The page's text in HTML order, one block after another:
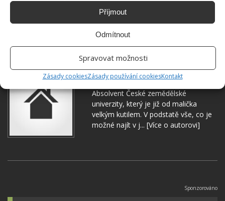
Příjmout
Odmítnout
Spravovat možnosti
Zásady cookiesZásady používání cookiesKontakt
MOTÝLI ROSTLINY
Jiří Kolář
Absolvent České zemědělské
univerzity, který je již od malička
velkým kutilem. V podstatě vše, co je
možné najít v j... [Více o autorovi]